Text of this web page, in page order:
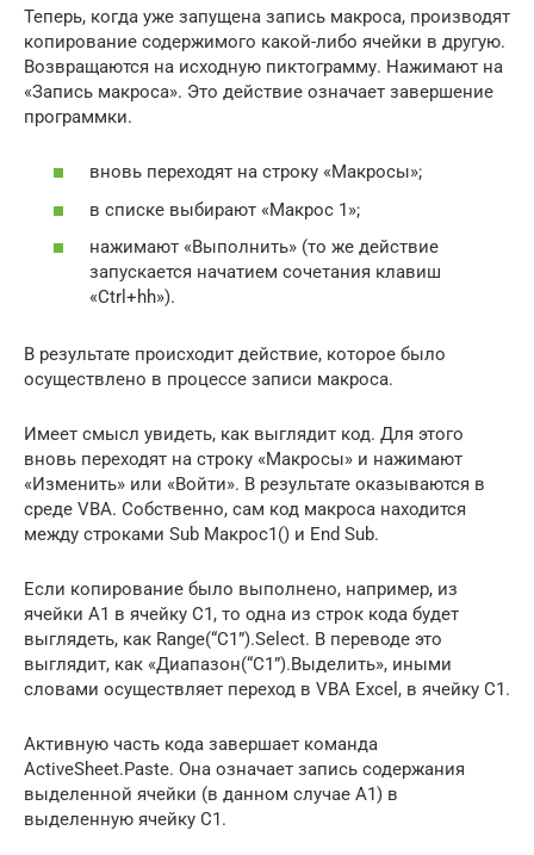
Теперь, когда уже запущена запись макроса, производят
копирование содержимого какой-либо ячейки в другую.
Возвращаются на исходную пиктограмму. Нажимают на
«Запись макроса». Это действие означает завершение
программки.
вновь переходят на строку «Макросы»;
в списке выбирают «Макрос 1»;
нажимают «Выполнить» (то же действие
запускается начатием сочетания клавиш
«Ctrl+hh»).
В результате происходит действие, которое было
осуществлено в процессе записи макроса.
Имеет смысл увидеть, как выглядит код. Для этого
вновь переходят на строку «Макросы» и нажимают
«Изменить» или «Войти». В результате оказываются в
среде VBA. Собственно, сам код макроса находится
между строками Sub Макрос1() и End Sub.
Если копирование было выполнено, например, из
ячейки А1 в ячейку C1, то одна из строк кода будет
выглядеть, как Range(“C1”).Select. В переводе это
выглядит, как «Диапазон(“C1”).Выделить», иными
словами осуществляет переход в VBA Excel, в ячейку С1.
Активную часть кода завершает команда
ActiveSheet.Paste. Она означает запись содержания
выделенной ячейки (в данном случае А1) в
выделенную ячейку С1.